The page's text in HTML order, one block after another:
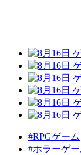
#RPGゲーム
#ホラーゲー